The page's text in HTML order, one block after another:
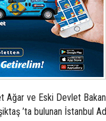
Ağar ve Eski Devlet
’ta bulunan İstanbul